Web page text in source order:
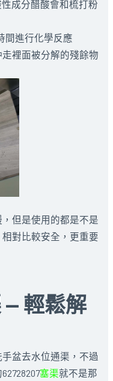
成分醋酸會和梳打粉
間進行化學反應
裡面被分解的殘餘物
但是使用的都是不是
相對比較安全，更重要
— 輕鬆解
盆去水位通渠，不過
塞渠就不是那